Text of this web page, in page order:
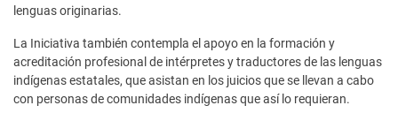
lenguas originarias.
La Iniciativa también contempla el apoyo en la formación y
acreditación profesional de intérpretes y traductores de las lenguas
indígenas estatales, que asistan en los juicios que se llevan a cabo
con personas de comunidades indígenas que así lo requieran.